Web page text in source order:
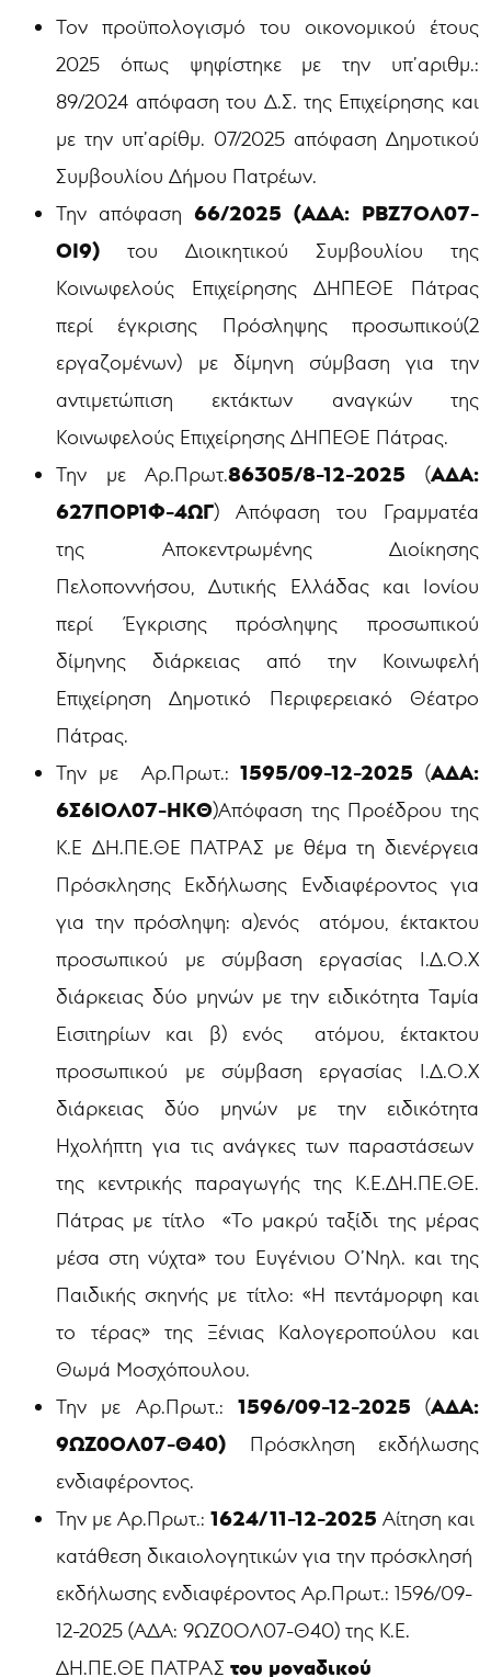
Τον προϋπολογισμό του οικονομικού έτους
2025 όπως ψηφίστηκε με την υπ’αριθμ.:
89/2024 απόφαση του Δ.Σ. της Επιχείρησης και
με την υπ’αρίθμ. 07/2025 απόφαση Δημοτικού
Συμβουλίου Δήμου Πατρέων.
Την απόφαση 66/2025 (ΑΔΑ: ΡΒΖ7ΟΛ07-
ΟΙ9) του Διοικητικού Συμβουλίου της
Κοινωφελούς Επιχείρησης ΔΗΠΕΘΕ Πάτρας
περί έγκρισης Πρόσληψης προσωπικού(2
εργαζομένων) με δίμηνη σύμβαση για την
αντιμετώπιση εκτάκτων αναγκών της
Κοινωφελούς Επιχείρησης ΔΗΠΕΘΕ Πάτρας.
Την με Αρ.Πρωτ.86305/8-12-2025 (ΑΔΑ:
627ΠΟΡ1Φ-4ΩΓ) Απόφαση του Γραμματέα
της Αποκεντρωμένης Διοίκησης
Πελοποννήσου, Δυτικής Ελλάδας και Ιονίου
περί Έγκρισης πρόσληψης προσωπικού
δίμηνης διάρκειας από την Κοινωφελή
Επιχείρηση Δημοτικό Περιφερειακό Θέατρο
Πάτρας.
Την με Αρ.Πρωτ.:1595/09-12-2025 (ΑΔΑ:
6Σ6ΙΟΛ07-ΗΚΘ)Απόφαση της Προέδρου της
Κ.Ε ΔΗ.ΠΕ.ΘΕ ΠΑΤΡΑΣ με θέμα τη διενέργεια
Πρόσκλησης Εκδήλωσης Ενδιαφέροντος για
για την πρόσληψη: α)ενός ατόμου, έκτακτου
προσωπικού με σύμβαση εργασίας Ι.Δ.Ο.Χ
διάρκειας δύο μηνών με την ειδικότητα Ταμία
Εισιτηρίων και β) ενός ατόμου, έκτακτου
προσωπικού με σύμβαση εργασίας Ι.Δ.Ο.Χ
διάρκειας δύο μηνών με την ειδικότητα
Ηχολήπτη για τις ανάγκεςτων παραστάσεων
της κεντρικής παραγωγής της Κ.Ε.ΔΗ.ΠΕ.ΘΕ.
Πάτρας με τίτλο «Το μακρύ ταξίδι της μέρας
μέσα στη νύχτα» του Ευγένιου Ο’Νηλ. και της
Παιδικής σκηνής με τίτλο: «Η πεντάμορφη και
το τέρας» της Ξένιας Καλογεροπούλου και
Θωμά Μοσχόπουλου.
Την με Αρ.Πρωτ.: 1596/09-12-2025 (ΑΔΑ:
9ΩΖ0ΟΛ07-Θ40)
Πρόσκληση εκδήλωσης
ενδιαφέροντος.
Την με Αρ.Πρωτ.:1624/11-12-2025 Αίτηση και
κατάθεση δικαιολογητικών για την πρόσκλησή
εκδήλωσης ενδιαφέροντος Αρ.Πρωτ.: 1596/09-
12-2025 (ΑΔΑ: 9ΩΖ0ΟΛ07-Θ40) της Κ.Ε.
ΔΗ.ΠΕ.ΘΕ ΠΑΤΡΑΣτου μοναδικού